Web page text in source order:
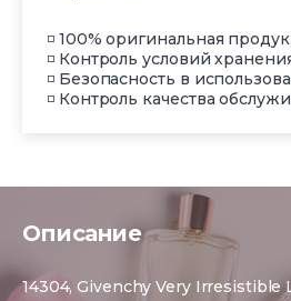
◽ 100% оригинальная
◽ Контроль условий
◽ Безопасность в
◽ Контроль качества
Описание
14304, Givenchy Very Irresistible